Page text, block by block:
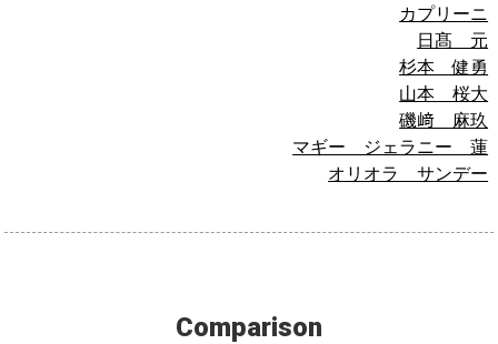
カプリーニ
日髙 元
杉本 健勇
山本 桜大
磯﨑 麻玖
マギー ジェラニー 蓮
オリオラ サンデー
Comparison